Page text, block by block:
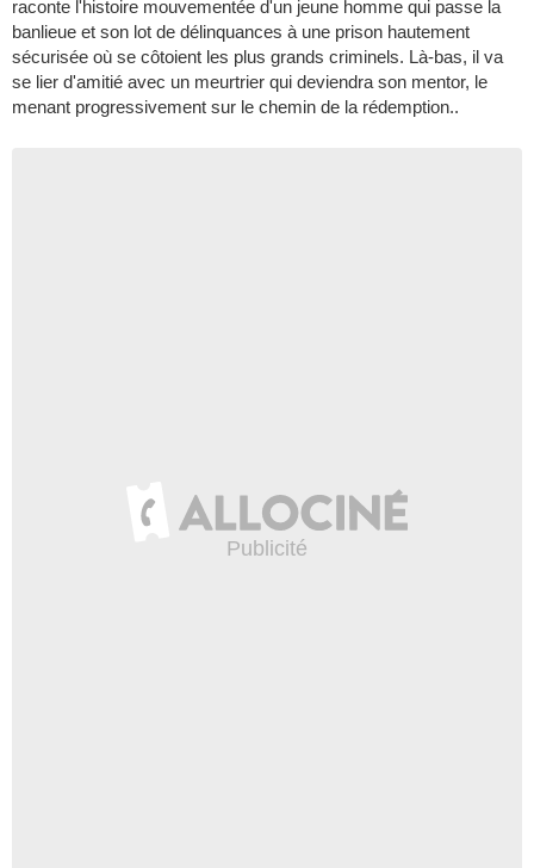
raconte l'histoire mouvementée d'un jeune homme qui passe la
banlieue et son lot de délinquances à une prison hautement
sécurisée où se côtoient les plus grands criminels. Là-bas, il va
se lier d'amitié avec un meurtrier qui deviendra son mentor, le
menant progressivement sur le chemin de la rédemption..